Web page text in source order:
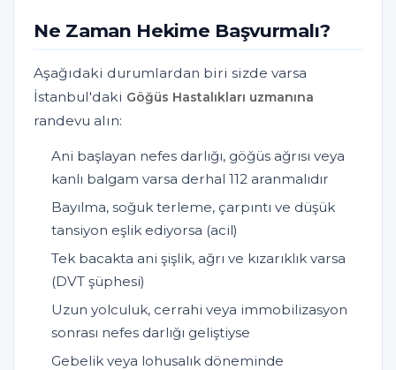
Ne Zaman Hekime Başvurmalı?
Aşağıdaki durumlardan biri sizde varsa
İstanbul'daki Göğüs Hastalıkları uzmanına
randevu alın:
Ani başlayan nefes darlığı, göğüs ağrısı veya
kanlı balgam varsa derhal 112 aranmalıdır
Bayılma, soğuk terleme, çarpıntı ve düşük
tansiyon eşlik ediyorsa (acil)
Tek bacakta ani şişlik, ağrı ve kızarıklık varsa
(DVT şüphesi)
Uzun yolculuk, cerrahi veya immobilizasyon
sonrası nefes darlığı geliştiyse
Gebelik veya lohusalık döneminde